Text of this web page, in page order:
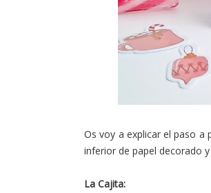
Os voy a explicar el paso a
inferior de papel decorado
La Cajita: